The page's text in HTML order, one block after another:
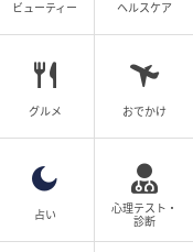
ビューティー ヘルスケア
グルメ おでかけ
占い
心理テスト・
診断